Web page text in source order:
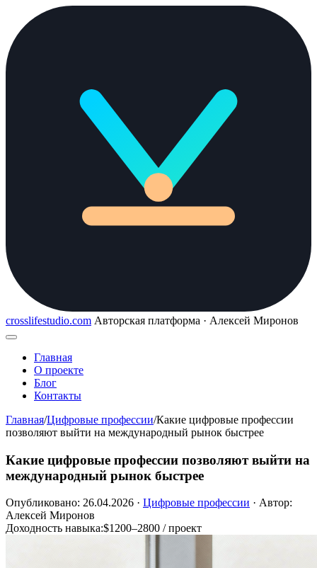
crosslifestudio.com Авторская платформа · Алексей Миронов
Главная
О проекте
Блог
Контакты
Главная/Цифровые профессии/Какие цифровые профессии
позволяют выйти на международный рынок быстрее
Какие цифровые профессии позволяют выйти на
международный рынок быстрее
Опубликовано: 26.04.2026 · Цифровые профессии · Автор:
Алексей Миронов
Доходность навыка:$1200–2800 / проект